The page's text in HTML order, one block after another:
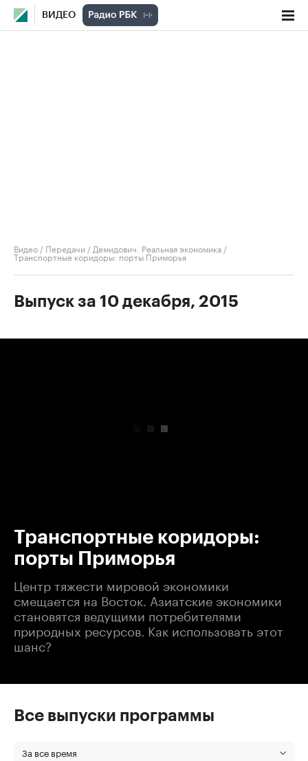
ВИДЕО
Видео / Передачи / Демидович. Реальная экономика /
Транспортные коридоры: порты Приморья
Выпуск за 10 декабря, 2015
Транспортные коридоры:
порты Приморья
Центр тяжести мировой экономики
смещается на Восток. Азиатские экономики
становятся ведущими потребителями
природных ресурсов. Как использовать этот
шанс?
Все выпуски программы
За все время